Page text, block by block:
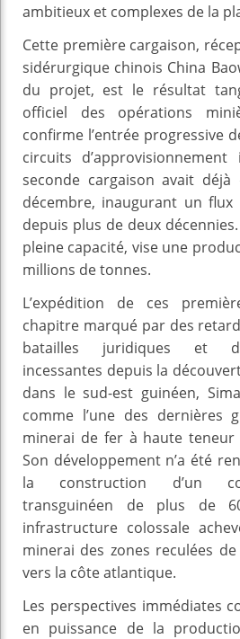
ambitieux et complexes de la
Cette première cargaison,
sidérurgique chinois China
du projet, est le résultat
officiel des opérations
confirme l’entrée progressive
circuits
seconde cargaison avait
décembre, inaugurant un
depuis plus de deux
pleine capacité, vise une
millions de tonnes.
L’expédition de ces
chapitre marqué par des
batailles juridiques et
incessantes depuis la
dans le sud-est guinéen,
comme l’une des dernières
minerai de fer à haute teneur
Son développement n’a été
la construction d’un
transguinéen de plus de
infrastructure colossale
minerai des zones reculées
vers la côte atlantique.
Les perspectives immédiates
en puissance de la